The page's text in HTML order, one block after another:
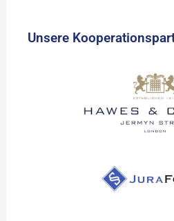
Unsere